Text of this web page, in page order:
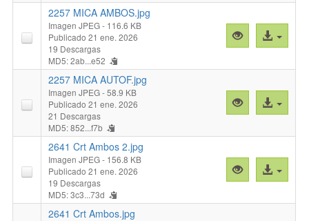
AUTOF
.jpg"
2257 MICA AMBOS.jpg
Imagen JPEG- 116.6 KB
Publicado 21 ene. 2026
19 Descargas
MD5: 2ab...e52
Vista
previa
AMBOS.jpg"
Acceso
al
2257 MICA AUTOF.jpg
Imagen JPEG- 58.9 KB
Publicado 21 ene. 2026
21 Descargas
MD5: 852...f7b
Vista
previa
AUTOF.jpg"
Acceso
al
2641 Crt Ambos 2.jpg
Imagen JPEG- 156.8 KB
Publicado 21 ene. 2026
19 Descargas
MD5: 3c3...73d
Vista
previa
Acceso
al
2641 Crt Ambos.jpg